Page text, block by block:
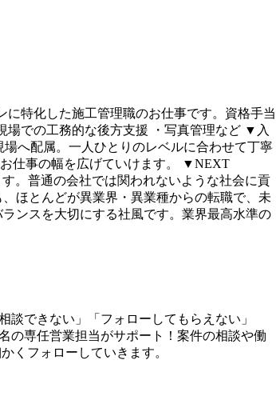
特化した施工管理職のお仕事です。資格手当
場での工務的な後方支援 ・写真管理など ▼入
へ配属。一人ひとりのレベルに合わせて丁寧
仕事の幅を広げていけます。 ▼NEXT
。普通の会社では関われないような社会に貢
ほとんどが異業界・異業種からの転職で、未
ンスを大切にする社風です。業界最高水準の
できない」「フォローしてもらえない」
の専任営業担当がサポート！案件の相談や働
くフォローしていきます。